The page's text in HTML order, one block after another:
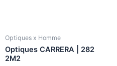
Optiques x Homme
Optiques CARRERA | 282
2M2